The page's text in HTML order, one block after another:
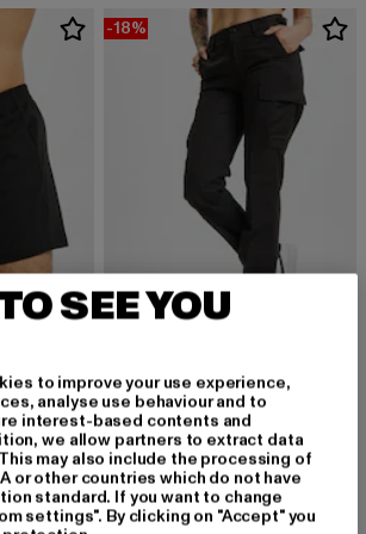
EUR
-18%
Ladies BDU Ripstop Trouser
32,79 EUR
Derzeitiger Preis: 32,79 EUR
39,99 EURAktionspreis:
SEE YOU
to improve your use experience,
analyse use behaviour and to
interest-based contents and
we allow partners to extract data
may also include the processing of
or other countries which do not have
standard. If you want to change
settings". By clicking on "Accept" you